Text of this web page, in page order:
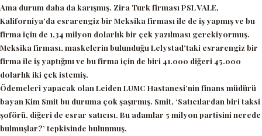
Ama durum daha da karışmış. Zira Turk firması PSL VALE,
Kaliforniya’da esrarengiz bir Meksika firması ile de iş yapmış ve bu
firma için de 1,34 milyon dolarlık bir çek yazılması gerekiyormuş.
Meksika firması, maskelerin bulunduğu Lelystad’taki esrarengiz bir
firma ile iş yaptığını ve bu firma için de biri 41.000 diğeri 45.000
dolarlık iki çek istemiş.
Ödemeleri yapacak olan Leiden LUMC Hastanesi’nin finans müdürü
bayan Kim Smit bu duruma çok şaşırmış. Smit, ‘Satıcılardan biri taksi
şoförü, diğeri de esrar satıcısı. Bu adamlar 5 milyon partisini nerede
bulmuşlar?’ tepkisinde bulunmuş.